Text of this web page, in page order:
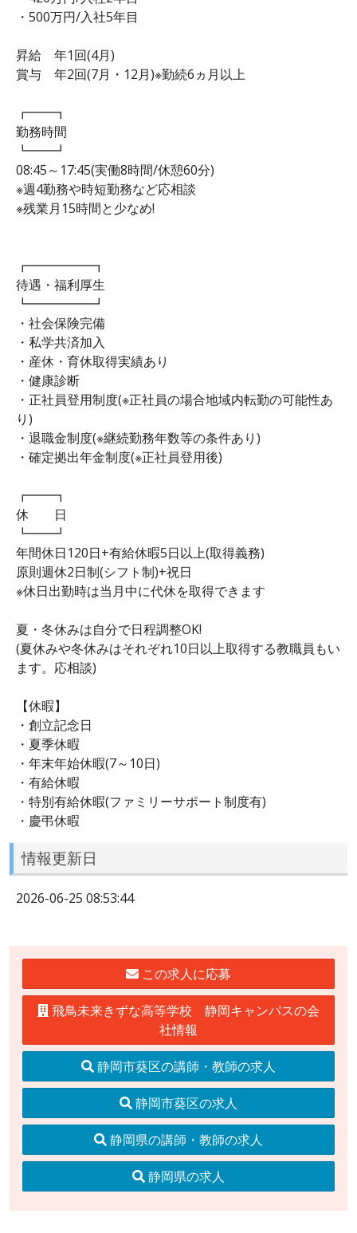
・500万円/入社5年目
昇給 年1回(4月)
賞与 年2回(7月・12月)※勤続6ヵ月以上
┏━━┓
勤務時間
┗━━┛
08:45～17:45(実働8時間/休憩60分)
※週4勤務や時短勤務など応相談
※残業月15時間と少なめ!
┏━━━━━┓
待遇・福利厚生
┗━━━━━┛
・社会保険完備
・私学共済加入
・産休・育休取得実績あり
・健康診断
・正社員登用制度(※正社員の場合地域内転勤の可能性あ
り)
・退職金制度(※継続勤務年数等の条件あり)
・確定拠出年金制度(※正社員登用後)
┏━━┓
休 日
┗━━┛
年間休日120日+有給休暇5日以上(取得義務)
原則週休2日制(シフト制)+祝日
※休日出勤時は当月中に代休を取得できます
夏・冬休みは自分で日程調整OK!
(夏休みや冬休みはそれぞれ10日以上取得する教職員もい
ます。応相談)
【休暇】
・創立記念日
・夏季休暇
・年末年始休暇(7～10日)
・有給休暇
・特別有給休暇(ファミリーサポート制度有)
・慶弔休暇
情報更新日
2026-06-25 08:53:44
この求人に応募
飛鳥未来きずな高等学校 静岡キャンパスの会
社情報
静岡市葵区の講師・教師の求人
静岡市葵区の求人
静岡県の講師・教師の求人
静岡県の求人